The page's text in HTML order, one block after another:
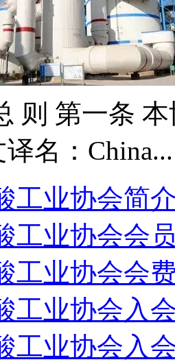
则 第一条
名：
工业协会简
工业协会会
工业协会会
工业协会入
工业协会入